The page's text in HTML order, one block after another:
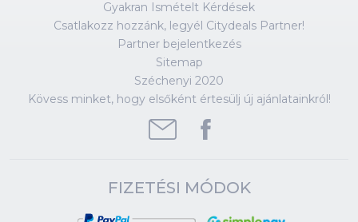
Gyakran Ismételt Kérdések
Csatlakozz hozzánk, legyél Citydeals Partner!
Partner bejelentkezés
Sitemap
Széchenyi 2020
Kövess minket, hogy elsőként értesülj új ajánlatainkról!
FIZETÉSI MÓDOK